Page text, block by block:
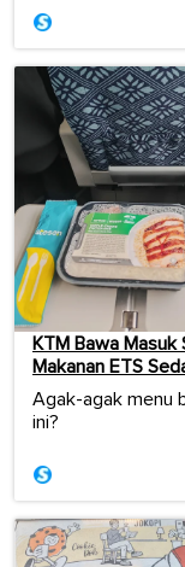
KTM Bawa Masuk
Makanan ETS
Agak-agak menu
ini?